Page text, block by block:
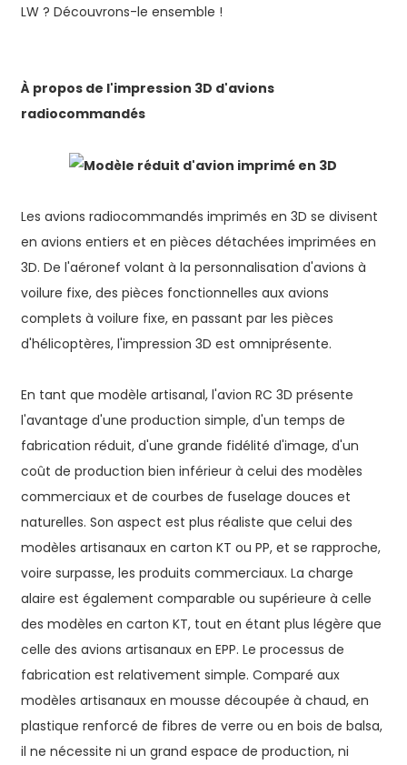
LW ? Découvrons-le ensemble !
À propos de l'impression 3D d'avions
radiocommandés
Les avions radiocommandés imprimés en 3D se divisent
en avions entiers et en pièces détachées imprimées en
3D. De l'aéronef volant à la personnalisation d'avions à
voilure fixe, des pièces fonctionnelles aux avions
complets à voilure fixe, en passant par les pièces
d'hélicoptères, l'impression 3D est omniprésente.
En tant que modèle artisanal, l'avion RC 3D présente
l'avantage d'une production simple, d'un temps de
fabrication réduit, d'une grande fidélité d'image, d'un
coût de production bien inférieur à celui des modèles
commerciaux et de courbes de fuselage douces et
naturelles. Son aspect est plus réaliste que celui des
modèles artisanaux en carton KT ou PP, et se rapproche,
voire surpasse, les produits commerciaux. La charge
alaire est également comparable ou supérieure à celle
des modèles en carton KT, tout en étant plus légère que
celle des avions artisanaux en EPP. Le processus de
fabrication est relativement simple. Comparé aux
modèles artisanaux en mousse découpée à chaud, en
plastique renforcé de fibres de verre ou en bois de balsa,
il ne nécessite ni un grand espace de production, ni